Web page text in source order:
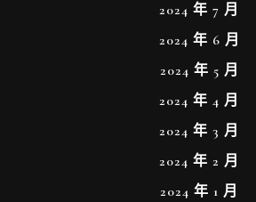
2024 年 7 月
2024 年 6 月
2024 年 5 月
2024 年 4 月
2024 年 3 月
2024 年 2 月
2024 年 1 月